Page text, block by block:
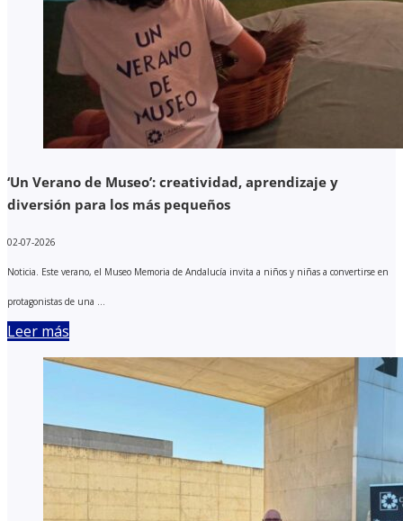
‘Un Verano de Museo’: creatividad, aprendizaje y
diversión para los más pequeños
02-07-2026
Noticia. Este verano, el Museo Memoria de Andalucía invita a niños y niñas a convertirse en
protagonistas de una ...
Leer más